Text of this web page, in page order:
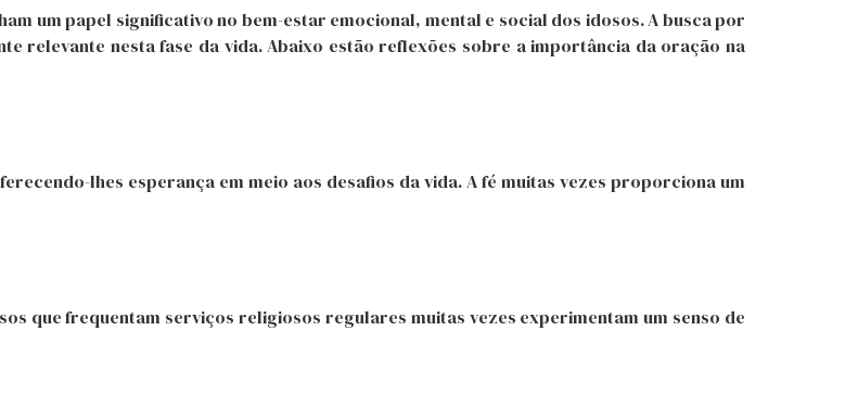
um papel significativo no bem-estar emocional, mental e social dos idosos. A busca por
relevante nesta fase da vida. Abaixo estão reflexões sobre a importância da oração na
lhes esperança em meio aos desafios da vida. A fé muitas vezes proporciona um
que frequentam serviços religiosos regulares muitas vezes experimentam um senso de